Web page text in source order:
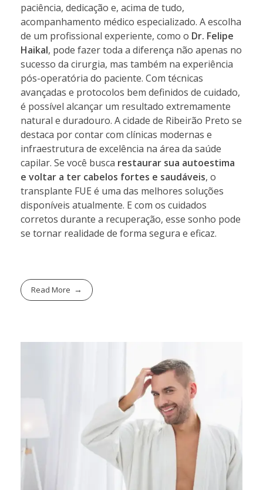
paciência, dedicação e, acima de tudo,
acompanhamento médico especializado. A escolha
de um profissional experiente, como o Dr. Felipe
Haikal, pode fazer toda a diferença não apenas no
sucesso da cirurgia, mas também na experiência
pós-operatória do paciente. Com técnicas
avançadas e protocolos bem definidos de cuidado,
é possível alcançar um resultado extremamente
natural e duradouro. A cidade de Ribeirão Preto se
destaca por contar com clínicas modernas e
infraestrutura de excelência na área da saúde
capilar. Se você busca restaurar sua autoestima
e voltar a ter cabelos fortes e saudáveis, o
transplante FUE é uma das melhores soluções
disponíveis atualmente. E com os cuidados
corretos durante a recuperação, esse sonho pode
se tornar realidade de forma segura e eficaz.
Read More